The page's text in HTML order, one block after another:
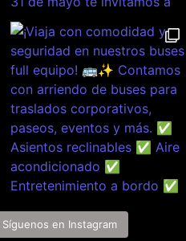
Síguenos en Instagram